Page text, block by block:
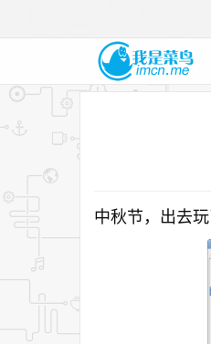
中秋节，出去